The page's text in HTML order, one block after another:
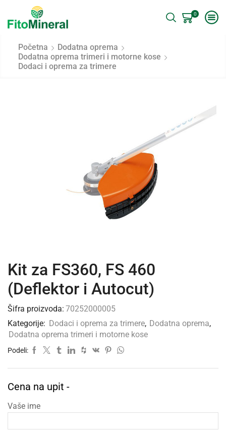
0
Početna
Dodatna oprema
Dodatna oprema trimeri i motorne kose
Dodaci i oprema za trimere
Kit za FS360, FS 460
(Deflektor i Autocut)
Šifra proizvoda: 70252000005
Kategorije: Dodaci i oprema za trimere, Dodatna oprema,
Dodatna oprema trimeri i motorne kose
Podeli:
Cena na upit -
Vaše ime